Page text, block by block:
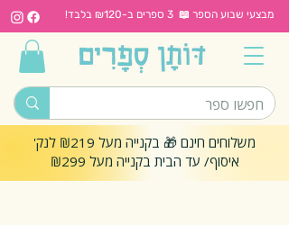
מבצעי שבוע הספר 📖 3 ספרים ב-₪120 בלבד!
משלוחים חינם 🎁 בקנייה מעל ₪219 לנק'
איסוף/ עד הבית בקנייה מעל ₪299